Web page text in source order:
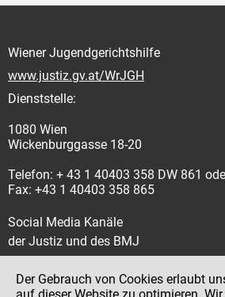
Wiener Jugendgerichtshilfe
www.justiz.gv.at/WrJGH
Dienststelle:
1080 Wien
Wickenburggasse 18-20
Telefon: + 43 1 40403 358 DW 861
Fax: +43 1 40403 358 865
Social Media Kanäle
der Justiz und des BMJ
Der Gebrauch von Cookies erlaubt